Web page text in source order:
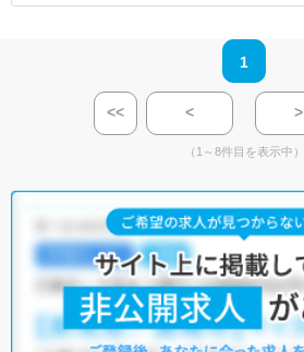
1
<< < >
（1～8件目を表示中）